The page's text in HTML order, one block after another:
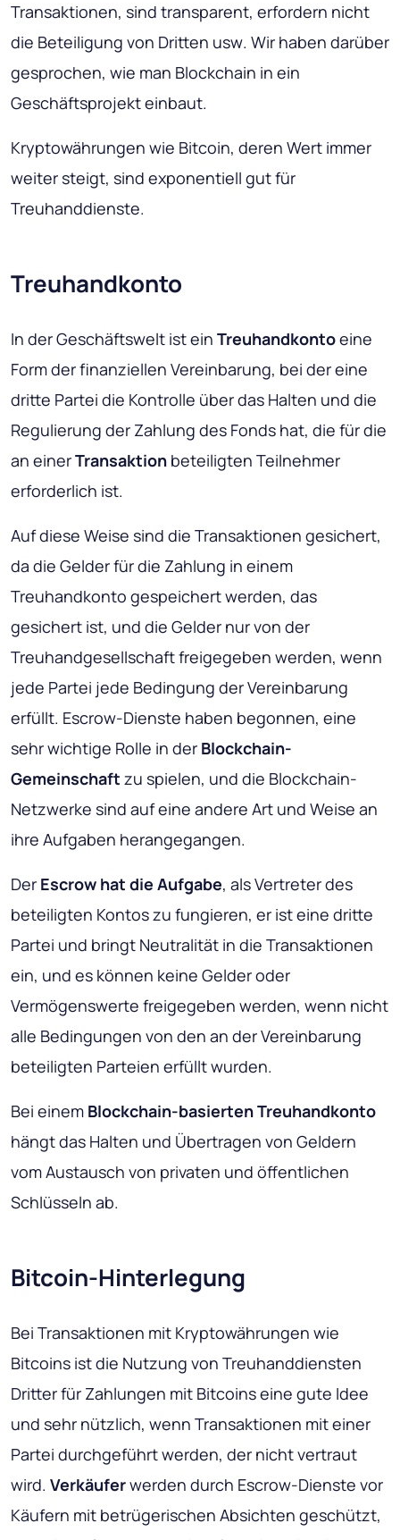
Transaktionen, sind transparent, erfordern nicht
die Beteiligung von Dritten usw. Wir haben darüber
gesprochen, wie man Blockchain in ein
Geschäftsprojekt einbaut.
Kryptowährungen wie Bitcoin, deren Wert immer
weiter steigt, sind exponentiell gut für
Treuhanddienste.
Treuhandkonto
In der Geschäftswelt ist ein Treuhandkontoeine
Form der finanziellen Vereinbarung, bei der eine
dritte Partei die Kontrolle über das Halten und die
Regulierung der Zahlung des Fonds hat, die für die
an einerTransaktion beteiligten Teilnehmer
erforderlich ist.
Auf diese Weise sind die Transaktionen gesichert,
da die Gelder für die Zahlung in einem
Treuhandkonto gespeichert werden, das
gesichert ist, und die Gelder nur von der
Treuhandgesellschaft freigegeben werden, wenn
jede Partei jede Bedingung der Vereinbarung
erfüllt. Escrow-Dienste haben begonnen, eine
sehr wichtige Rolle in der Blockchain-
Gemeinschaft zu spielen, und die Blockchain-
Netzwerke sind auf eine andere Art und Weise an
ihre Aufgaben herangegangen.
Der Escrow hat die Aufgabe, als Vertreter des
beteiligten Kontos zu fungieren, er ist eine dritte
Partei und bringt Neutralität in die Transaktionen
ein, und es können keine Gelder oder
Vermögenswerte freigegeben werden, wenn nicht
alle Bedingungen von den an der Vereinbarung
beteiligten Parteien erfüllt wurden.
Bei einem Blockchain-basierten Treuhandkonto
hängt das Halten und Übertragen von Geldern
vom Austausch von privaten und öffentlichen
Schlüsseln ab.
Bitcoin-Hinterlegung
Bei Transaktionen mit Kryptowährungen wie
Bitcoins ist die Nutzung von Treuhanddiensten
Dritter für Zahlungen mit Bitcoins eine gute Idee
und sehr nützlich, wenn Transaktionen mit einer
Partei durchgeführt werden, der nicht vertraut
wird. Verkäuferwerden durch Escrow-Dienste vor
Käufern mit betrügerischen Absichten geschützt,